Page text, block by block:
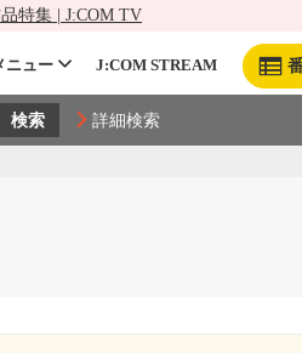
特集 | J:COM TV
ニュー J:COM STREAM
詳細検索